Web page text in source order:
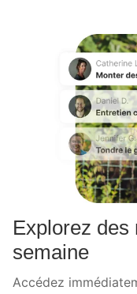
Explorez
semaine
Accédez